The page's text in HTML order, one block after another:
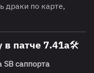
драки по карте,
в патче 7.41a🛠️
саппорта